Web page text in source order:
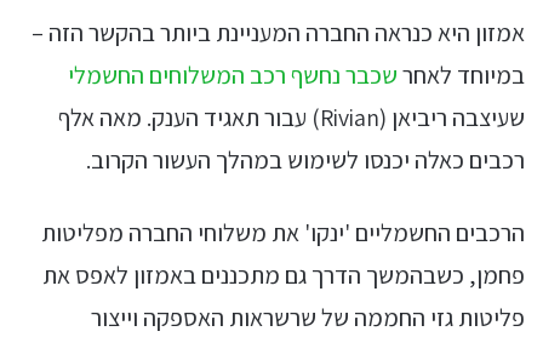
אמזון היא כנראה החברה המעניינת ביותר בהקשר הזה –
במיוחד לאחרשכבר נחשף רכב המשלוחים החשמלי
שעיצבה ריביאן (Rivian) עבור תאגיד הענק. מאה אלף
רכבים כאלה יכנסו לשימוש במהלך העשור הקרוב.
הרכבים החשמליים 'ינקו' את משלוחי החברה מפליטות
פחמן, כשבהמשך הדרך גם מתכננים באמזון לאפס את
פליטות גזי החממה של שרשראות האספקה וייצור